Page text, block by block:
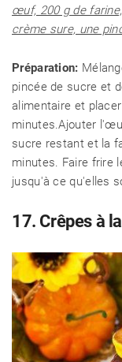
œuf, 200 g de
crème sure, une
Préparation:
pincée de sucre et
alimentaire et
minutes.Ajouter
sucre restant et la
minutes. Faire frire
jusqu'à ce qu'elles
17. Crêpes à